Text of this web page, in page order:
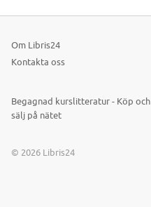
Om Libris24
Kontakta oss
Begagnad kurslitteratur - Köp och
sälj på nätet
© 2026 Libris24